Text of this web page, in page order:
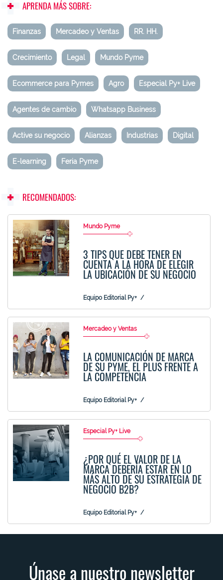
APRENDA MÁS SOBRE:
Finanzas Mercadeo y Ventas RR. HH.
Crecimiento Legal Mundo Pyme
Ecommerce para Pymes Agro Especial Py+ Live
Agentes de cambio Whatsapp Business
Active su negocio Alianzas Industrias Digital
E-learning Feria Pyme
RECOMENDADOS:
Mundo Pyme
3 TIPS QUE DEBE TENER EN
CUENTA A LA HORA DE ELEGIR
LA UBICACIÓN DE SU NEGOCIO
Equipo Editorial Py+
Mercadeo y Ventas
LA COMUNICACIÓN DE MARCA
DE SU PYME, EL PLUS FRENTE A
LA COMPETENCIA
Equipo Editorial Py+
Especial Py+ Live
¿POR QUÉ EL VALOR DE LA
MARCA DEBERÍA ESTAR EN LO
MÁS ALTO DE SU ESTRATEGIA DE
NEGOCIO B2B?
Equipo Editorial Py+
Únase a nuestro newsletter